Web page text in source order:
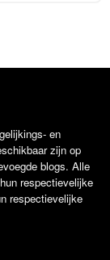
en
zijn op
blogs. Alle
respectievelijke
respectievelijke